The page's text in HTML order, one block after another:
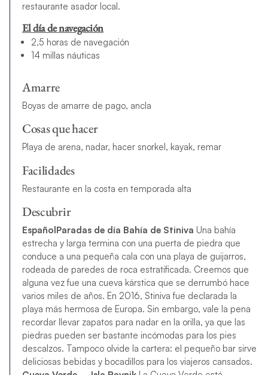
restaurante asador local.
El día de navegación
2,5 horas de navegación
14 millas náuticas
Amarre
Boyas de amarre de pago, ancla
Cosas que hacer
Playa de arena, nadar, hacer snorkel, kayak, remar
Facilidades
Restaurante en la costa en temporada alta
Descubrir
EspañolParadas de día Bahía de Stiniva Una bahía
estrecha y larga termina con una puerta de piedra que
conduce a una pequeña cala con una playa de guijarros,
rodeada de paredes de roca estratificada. Creemos que
alguna vez fue una cueva kárstica que se derrumbó hace
varios miles de años. En 2016, Stiniva fue declarada la
playa más hermosa de Europa. Sin embargo, vale la pena
recordar llevar zapatos para nadar en la orilla, ya que las
piedras pueden ser bastante incómodas para los pies
descalzos. Tampoco olvide la cartera: el pequeño bar sirve
deliciosas bebidas y bocadillos para los viajeros cansados.